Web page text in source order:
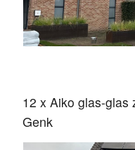
12 x Aiko glas-glas
Genk